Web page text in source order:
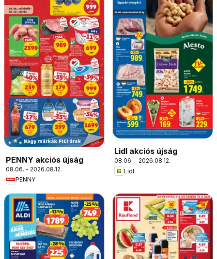
PENNY akciós újság
08.06. - 2026.08.12.
PENNY
Lidl akciós újság
08.06. - 2026.08.12.
Lidl